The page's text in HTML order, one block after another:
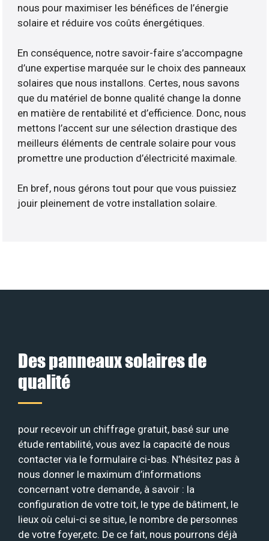
nous pour maximiser les bénéfices de l’énergie
solaire et réduire vos coûts énergétiques.
En conséquence, notre savoir-faire s’accompagne
d’une expertise marquée sur le choix des panneaux
solaires que nous installons. Certes, nous savons
que du matériel de bonne qualité change la donne
en matière de rentabilité et d’efficience. Donc, nous
mettons l’accent sur une sélection drastique des
meilleurs éléments de centrale solaire pour vous
promettre une production d’électricité maximale.
En bref, nous gérons tout pour que vous puissiez
jouir pleinement de votre installation solaire.
Des panneaux solaires de
qualité
pour recevoir un chiffrage gratuit, basé sur une
étude rentabilité, vous avez la capacité de nous
contacter via le formulaire ci-bas. N’hésitez pas à
nous donner le maximum d’informations
concernant votre demande, à savoir : la
configuration de votre toit, le type de bâtiment, le
lieux où celui-ci se situe, le nombre de personnes
de votre foyer,etc. De ce fait, nous pourrons déjà